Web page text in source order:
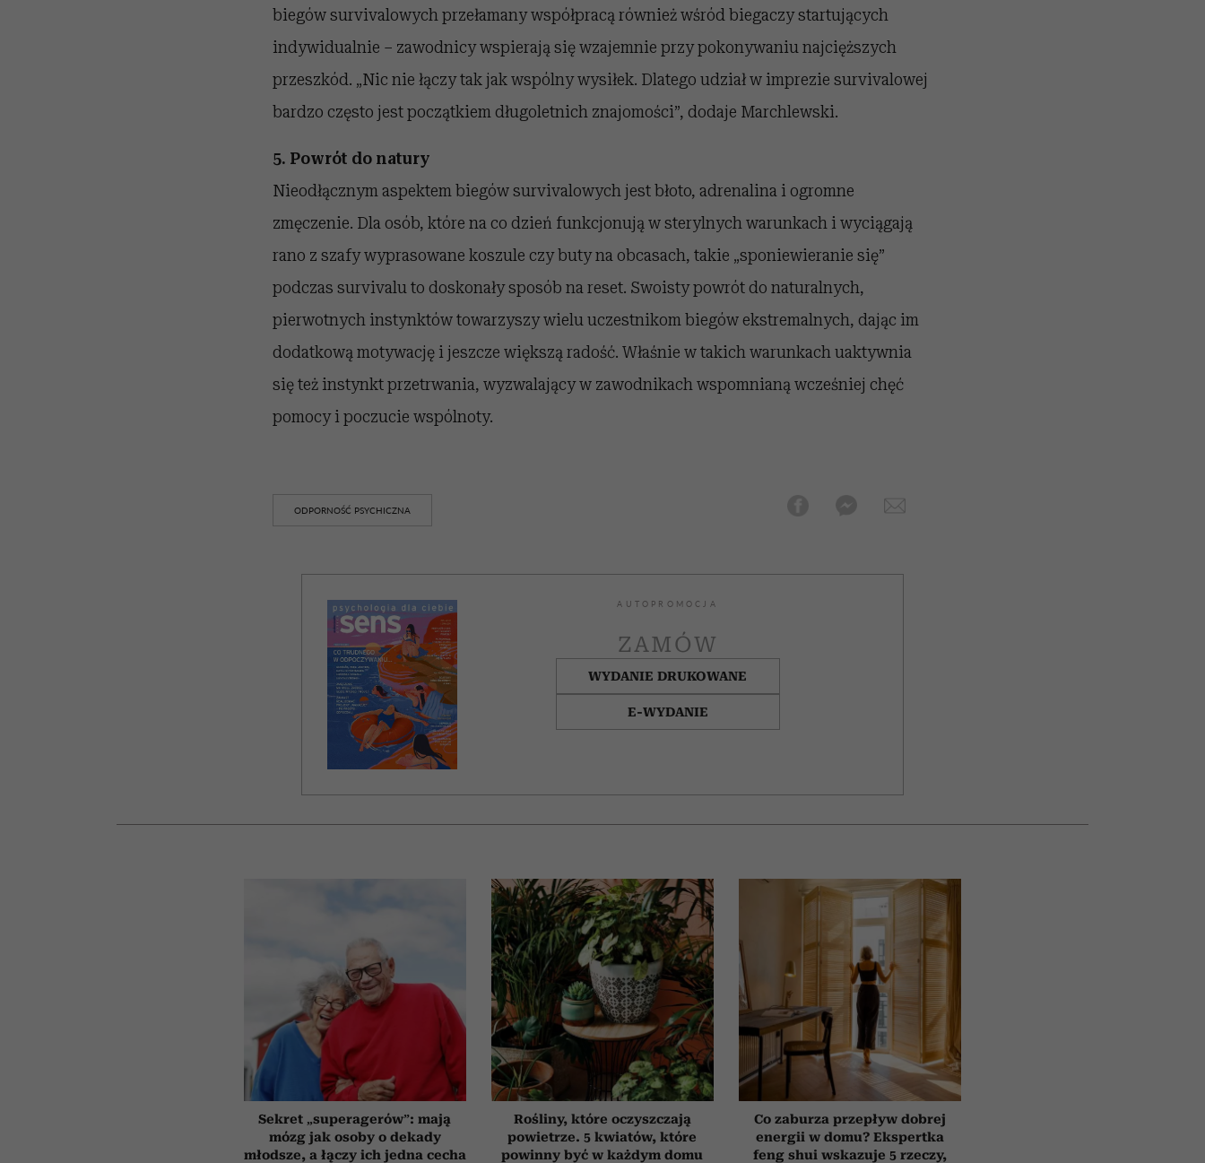
biegów survivalowych przełamany współpracą również wśród biegaczy startujących
indywidualnie – zawodnicy wspierają się wzajemnie przy pokonywaniu najcięższych
przeszkód. „Nic nie łączy tak jak wspólny wysiłek. Dlatego udział w imprezie survivalowej
bardzo często jest początkiem długoletnich znajomości”, dodaje Marchlewski.
5. Powrót do natury
Nieodłącznym aspektem biegów survivalowych jest błoto, adrenalina i ogromne
zmęczenie. Dla osób, które na co dzień funkcjonują w sterylnych warunkach i wyciągają
rano z szafy wyprasowane koszule czy buty na obcasach, takie „sponiewieranie się”
podczas survivalu to doskonały sposób na reset. Swoisty powrót do naturalnych,
pierwotnych instynktów towarzyszy wielu uczestnikom biegów ekstremalnych, dając im
dodatkową motywację i jeszcze większą radość. Właśnie w takich warunkach uaktywnia
się też instynkt przetrwania, wyzwalający w zawodnikach wspomnianą wcześniej chęć
pomocy i poczucie wspólnoty.
ODPORNOŚĆ PSYCHICZNA
AUTOPROMOCJA
ZAMÓW
WYDANIE DRUKOWANE
E-WYDANIE
Sekret „superagerów”: mają
mózg jak osoby o dekady
młodsze, a łączy ich jedna cecha
Rośliny, które oczyszczają
powietrze. 5 kwiatów, które
powinny być w każdym domu
Co zaburza przepływ dobrej
energii w domu? Ekspertka
feng shui wskazuje 5 rzeczy,